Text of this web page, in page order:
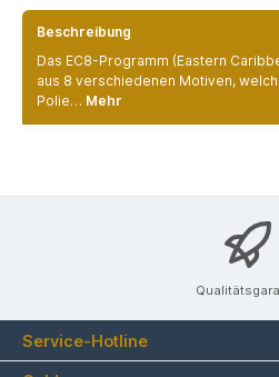
Beschreibung
Das EC8-Programm (Eastern
aus 8 verschiedenen Motiven,
Polie… Mehr
Service-Hotline